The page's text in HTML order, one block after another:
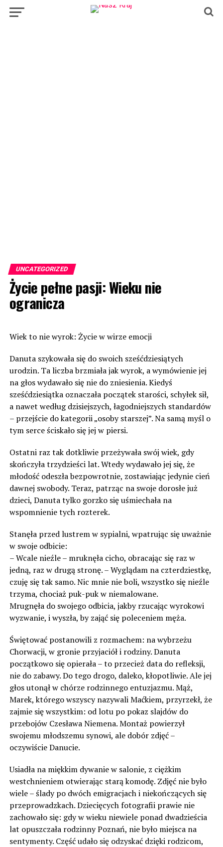
UNCATEGORIZED
Życie pełne pasji: Wieku nie
ogranicza
Wiek to nie wyrok: Życie w wirze emocji
Danuta szykowała się do swoich sześćdziesiątych
urodzin. Ta liczba brzmiała jak wyrok, a wymówienie jej
na głos wydawało się nie do zniesienia. Kiedyś
sześćdziesiątka oznaczała początek starości, schyłek sił,
a nawet według dzisiejszych, łagodniejszych standardów
– przejście do kategorii „osoby starszej”. Na samą myśl o
tym serce ściskało się jej w piersi.
Ostatni raz tak dotkliwie przeżywała swój wiek, gdy
skończyła trzydzieści lat. Wtedy wydawało jej się, że
młodość odeszła bezpowrotnie, zostawiając jedynie cień
dawnej swobody. Teraz, patrząc na swoje dorosłe już
dzieci, Danuta tylko gorzko się uśmiechała na
wspomnienie tych rozterek.
Stanęła przed lustrem w sypialni, wpatrując się uważnie
w swoje odbicie:
– Wcale nieźle – mruknęła cicho, obracając się raz w
jedną, raz w drugą stronę. – Wyglądam na czterdziestkę,
czuję się tak samo. Nic mnie nie boli, wszystko się nieźle
trzyma, chociaż puk-puk w niemalowane.
Mrugnęła do swojego odbicia, jakby rzucając wyrokowi
wyzwanie, i wyszła, by zająć się poleceniem męża.
Świętować postanowili z rozmachem: na wybrzeżu
Chorwacji, w gronie przyjaciół i rodziny. Danuta
początkowo się opierała – to przecież data do refleksji,
nie do zabawy. Do tego drogo, daleko, kłopotliwie. Ale jej
głos utonął w chórze rodzinnego entuzjazmu. Mąż,
Marek, którego wszyscy nazywali Maćkiem, przyrzekł, że
zajmie się wszystkim: od lotu po pokaz slajdów do
przebojów Czesława Niemena. Montaż powierzył
swojemu młodszemu synowi, ale dobór zdjęć –
oczywiście Danucie.
Usiadła na miękkim dywanie w salonie, z ciężkim
westchnieniem otwierając starą komodę. Zdjęć nie było
wiele – ślady po dwóch emigracjach i niekończących się
przeprowadzkach. Dziecięcych fotografii prawie nie
zachowało się: gdy w wieku niewiele ponad dwadzieścia
lat opuszczała rodzinny Poznań, nie było miejsca na
sentymenty. Część udało się odzyskać dzięki rodzicom,